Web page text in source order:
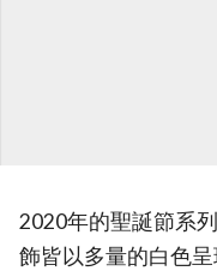
2020年的聖誕節系
飾皆以多量的白色